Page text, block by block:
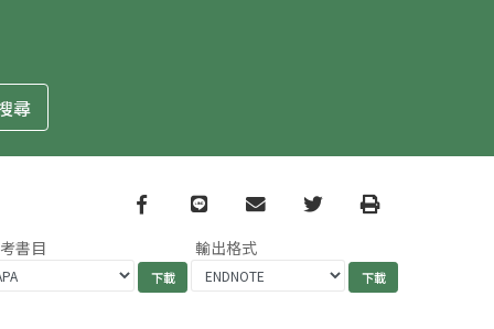
Facebook
line email TwitterPrint
書目 輸出格式